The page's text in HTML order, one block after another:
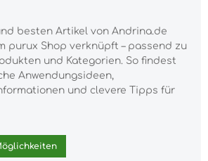
besten Artikel von Andrina.de
purux Shop verknüpft – passend zu
und Kategorien. So findest
Anwendungsideen,
und clevere Tipps für